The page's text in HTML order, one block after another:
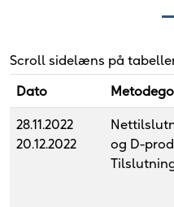
Scroll sidelæns på
Dato
28.11.2022
20.12.2022
og D-